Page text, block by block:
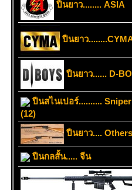
ปืนยาว........ ASIA
ปืนยาว
ปืนยาว...... D-
ปืนสไนเปอร์.......... Sniper
(12)
ปืนยาว.... Others
ปืนกลสั้น..... จีน